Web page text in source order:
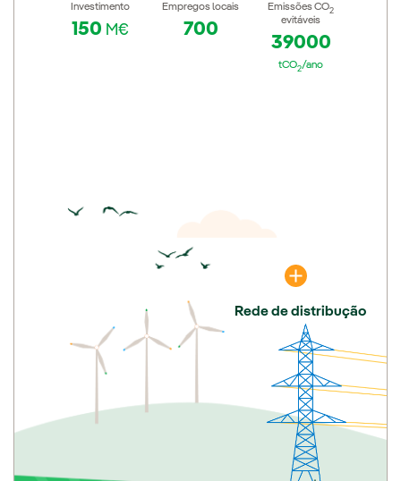
Investimento
150 M€
Empregos locais
700
Emissões CO2
evitáveis
39000
tCO2/ano
Rede de distribução